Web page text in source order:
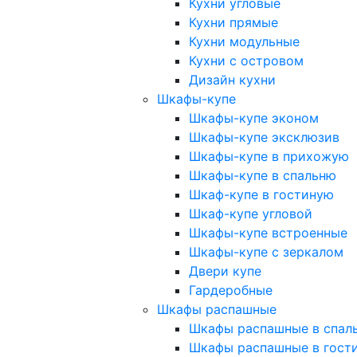
Кухни угловые
Кухни прямые
Кухни модульные
Кухни с островом
Дизайн кухни
Шкафы-купе
Шкафы-купе эконом
Шкафы-купе эксклюзив
Шкафы-купе в прихожую
Шкафы-купе в спальню
Шкаф-купе в гостиную
Шкаф-купе угловой
Шкафы-купе встроенные
Шкафы-купе с зеркалом
Двери купе
Гардеробные
Шкафы распашные
Шкафы распашные в
Шкафы распашные в